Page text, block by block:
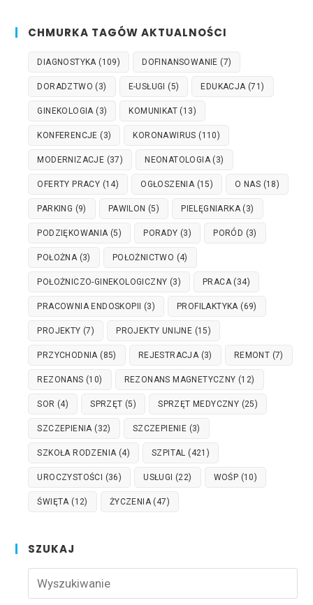
CHMURKA TAGÓW AKTUALNOŚCI
DIAGNOSTYKA(109) DOFINANSOWANIE (7)
DORADZTWO (3) E-USŁUGI (5) EDUKACJA(71)
GINEKOLOGIA(3) KOMUNIKAT (13)
KONFERENCJE (3) KORONAWIRUS (110)
MODERNIZACJE (37) NEONATOLOGIA(3)
OFERTY PRACY (14) OGŁOSZENIA(15) O NAS (18)
PARKING (9) PAWILON (5) PIELĘGNIARKA(3)
PODZIĘKOWANIA(5) PORADY (3) PORÓD (3)
POŁOŻNA(3) POŁOŻNICTWO (4)
POŁOŻNICZO-GINEKOLOGICZNY (3) PRACA(34)
PRACOWNIA ENDOSKOPII (3) PROFILAKTYKA(69)
PROJEKTY (7) PROJEKTY UNIJNE (15)
PRZYCHODNIA(85) REJESTRACJA(3) REMONT (7)
REZONANS (10) REZONANS MAGNETYCZNY (12)
SOR (4) SPRZĘT (5) SPRZĘT MEDYCZNY (25)
SZCZEPIENIA(32) SZCZEPIENIE (3)
SZKOŁA RODZENIA(4) SZPITAL (421)
UROCZYSTOŚCI (36) USŁUGI (22) WOŚP (10)
ŚWIĘTA(12) ŻYCZENIA(47)
SZUKAJ